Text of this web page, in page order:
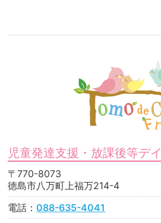
児童発達支援・放課後等デ
〒770-8073
徳島市八万町上福万214-4
電話：088-635-4041